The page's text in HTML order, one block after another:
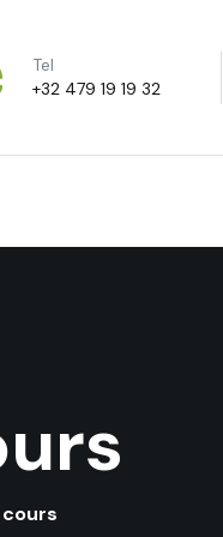
Tel
+32 479 19 19 32
cours